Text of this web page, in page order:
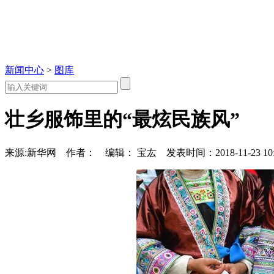
新闻中心 > 图库
壮乡服饰里的“最炫民族风”
来源:新华网 作者： 编辑： 宝厷 发表时间：2018-11-23